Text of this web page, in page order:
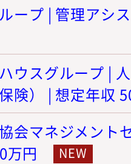
ープ | 管理アシ
ウスグループ |
険） | 想定年収
会マネジメント
万円